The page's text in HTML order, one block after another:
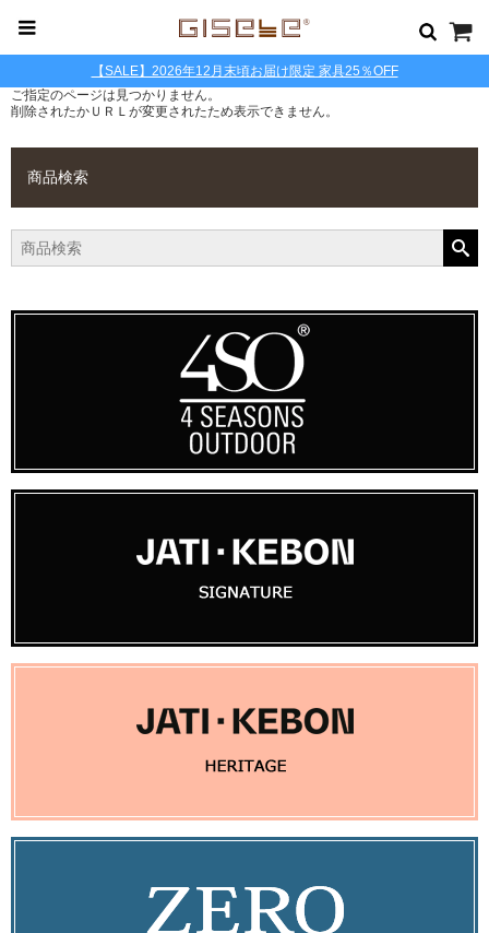
【SALE】2026年12月末頃お届け限定 家具25％OFF
ご指定のページは見つかりません。
削除されたかＵＲＬが変更されたため表示できません。
商品検索